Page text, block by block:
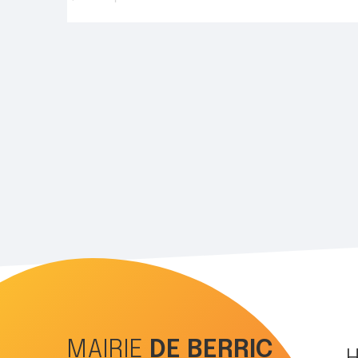
MAIRIE DE BERRIC